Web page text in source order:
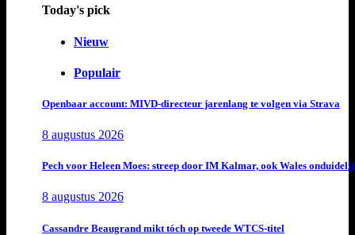
Today's pick
Nieuw
Populair
Openbaar account: MIVD-directeur jarenlang te volgen via Strava
8 augustus 2026
Pech voor Heleen Moes: streep door IM Kalmar, ook Wales
8 augustus 2026
Cassandre Beaugrand mikt tóch op tweede WTCS-titel